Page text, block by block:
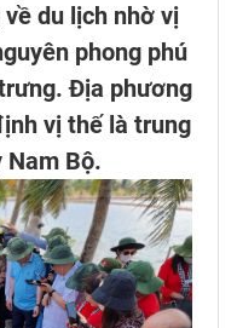
du lịch nhờ vị
phong phú
Địa phương
vị thế là trung
Nam Bộ.